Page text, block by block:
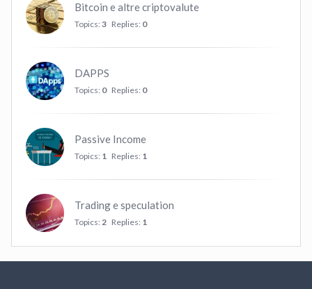
Bitcoin e altre criptovalute
Topics: 3 Replies: 0
DAPPS
Topics: 0 Replies: 0
Passive Income
Topics: 1 Replies: 1
Trading e speculation
Topics: 2 Replies: 1